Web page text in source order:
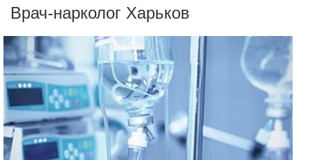
Врач-нарколог Харьков